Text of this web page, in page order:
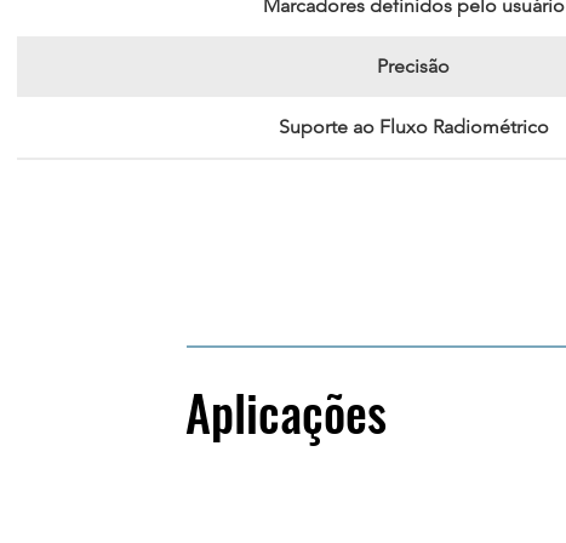
Marcadores definidos pelo usuário
Precisão
Suporte ao Fluxo Radiométrico
Aplicações